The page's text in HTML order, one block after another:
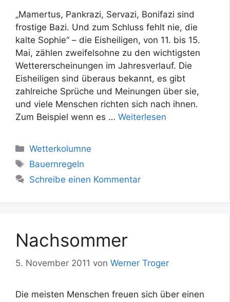
„Mamertus, Pankrazi, Servazi, Bonifazi sind
frostige Bazi. Und zum Schluss fehlt nie, die
kalte Sophie“ – die Eisheiligen, von 11. bis 15.
Mai, zählen zweifelsohne zu den wichtigsten
Wettererscheinungen im Jahresverlauf. Die
Eisheiligen sind überaus bekannt, es gibt
zahlreiche Sprüche und Meinungen über sie,
und viele Menschen richten sich nach ihnen.
Zum Beispiel wenn es … Weiterlesen
Kategorien
Wetterkolumne
Schlagwörter
Bauernregeln
Schreibe einen Kommentar
Nachsommer
5. November 2011 von Werner Troger
Die meisten Menschen freuen sich über einen